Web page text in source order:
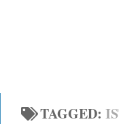
TAGGED: